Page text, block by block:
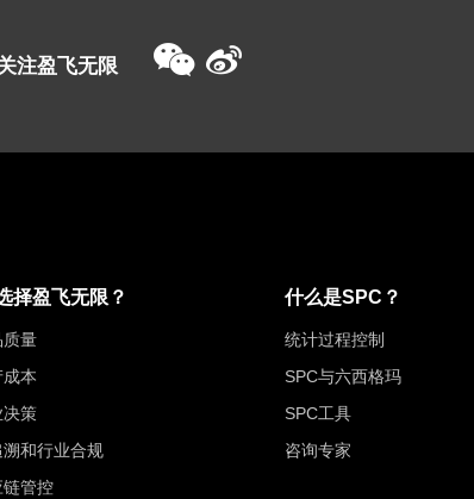
注盈飞无限
择盈飞无限？
量
成本
策
和行业合规
管控
什么是SPC？
统计过程控制
SPC与六西格玛
SPC工具
咨询专家